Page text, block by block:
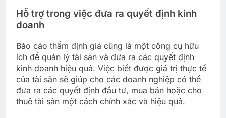
Hỗ trợ trong việc đưa ra quyết định kinh
doanh
Báo cáo thẩm định giá cũng là một công cụ hữu
ích để quản lý tài sản và đưa ra các quyết định
kinh doanh hiệu quả. Việc biết được giá trị thực tế
của tài sản sẽ giúp cho các doanh nghiệp có thể
đưa ra các quyết định đầu tư, mua bán hoặc cho
thuê tài sản một cách chính xác và hiệu quả.